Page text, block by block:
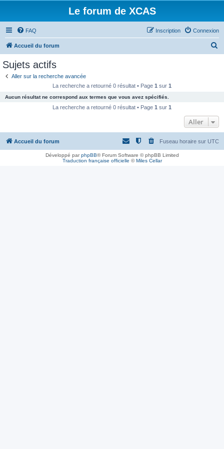
Le forum de XCAS
FAQ Connexion
Inscription
Accueil du forum
c
e
Sujets actifs
Aller sur la recherche avancée
La recherche a retourné 0 résultat • Page 1 sur 1
Aucun résultat ne correspond aux termes que vous avez spécifiés.
La recherche a retourné 0 résultat • Page 1 sur 1
Aller
Accueil du forum Fuseau horaire sur UTC
Développé parphpBB® Forum Software © phpBB Limited
Traduction française officielle ©Miles Cellar